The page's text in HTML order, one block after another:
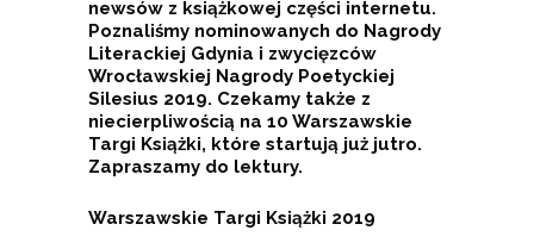
newsów z książkowej części internetu.
Poznaliśmy nominowanych do Nagrody
Literackiej Gdynia i zwycięzców
Wrocławskiej Nagrody Poetyckiej
Silesius 2019. Czekamy także z
niecierpliwością na 10 Warszawskie
Targi Książki, które startują już jutro.
Zapraszamy do lektury.
Warszawskie Targi Książki 2019